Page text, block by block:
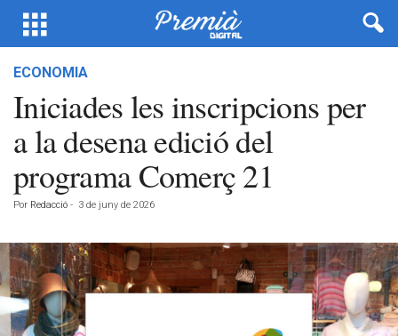
ECONOMIA
Iniciades les inscripcions per
a la desena edició del
programa Comerç 21
Por Redacció - 3 de juny de 2026